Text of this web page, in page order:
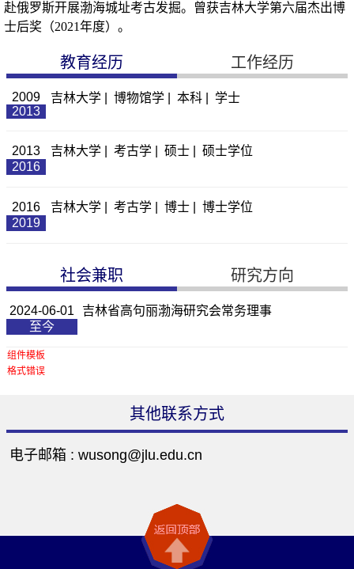
赴俄罗斯开展渤海城址考古发掘。曾获吉林大学第六届杰出博
士后奖 （2021年度）。
教育经历 工作经历
2009
2013
吉林大学 | 博物馆学 | 本科 | 学士
2013
2016
吉林大学 | 考古学 | 硕士 | 硕士学位
2016
2019
吉林大学 | 考古学 | 博士 | 博士学位
社会兼职 研究方向
2024-06-01
至今
吉林省高句丽渤海研究会常务理事
组件模板
格式错误
其他联系方式
电子邮箱 :wusong@jlu.edu.cn